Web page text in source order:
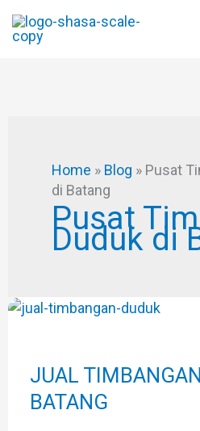
Home » Blog » Pusat
di Batang
Pusat
Duduk di
JUAL
BATANG
JUAL
DI
BATANG